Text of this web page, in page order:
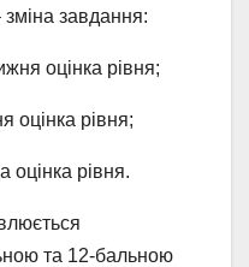
зміна завдання:
оцінка рівня;
оцінка рівня;
оцінка рівня.
та 12-бальною